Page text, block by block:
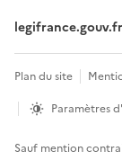
legifrance.gouv.fr
Plan du site
Paramètres
Sauf mention